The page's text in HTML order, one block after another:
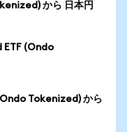
から 日本円
ETF (Ondo
Tokenized) から